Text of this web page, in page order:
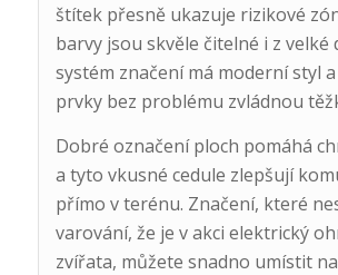
štítek přesně ukazuje rizikové
barvy jsou skvěle čitelné i z velké
systém značení má moderní styl
prvky bez problému zvládnou
Dobré označení ploch pomáhá
a tyto vkusné cedule zlepšují
přímo v terénu. Značení, které
varování, že je v akci elektrický
zvířata, můžete snadno umístit